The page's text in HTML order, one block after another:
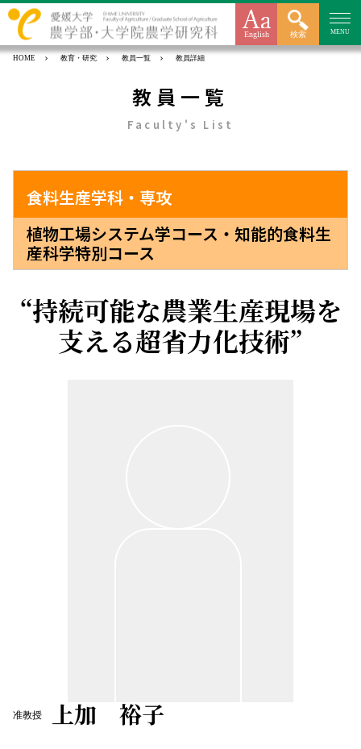
English 検索 MENU
HOME 教育・研究 教員一覧 教員詳細
教員一覧
Faculty's List
食料生産学科・専攻
植物工場システム学コース・知能的食料生
産科学特別コース
持続可能な農業生産現場を
支える超省力化技術
准教授 上加 裕子